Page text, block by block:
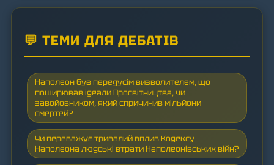
💬 ТЕМИ ДЛЯ ДЕБАТІВ
Наполеон був передусім визволителем, що
поширював ідеали Просвітництва, чи
завойовником, який спричинив мільйони
смертей?
Чи переважує тривалий вплив Кодексу
Наполеона людські втрати Наполеонівських війн?